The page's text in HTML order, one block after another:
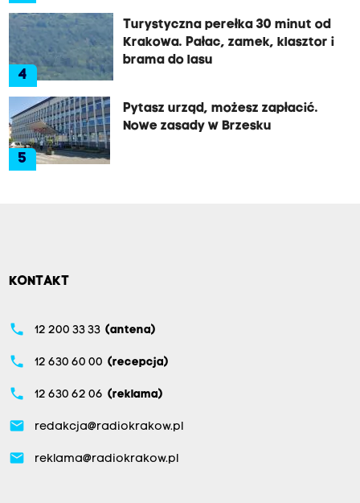
4
Turystyczna perełka 30 minut od
Krakowa. Pałac, zamek, klasztor i
brama do lasu
5
Pytasz urząd, możesz zapłacić.
Nowe zasady w Brzesku
KONTAKT
phone 12 200 33 33 (antena)
phone 12 630 60 00 (recepcja)
phone 12 630 62 06 (reklama)
email redakcja@radiokrakow.pl
email reklama@radiokrakow.pl